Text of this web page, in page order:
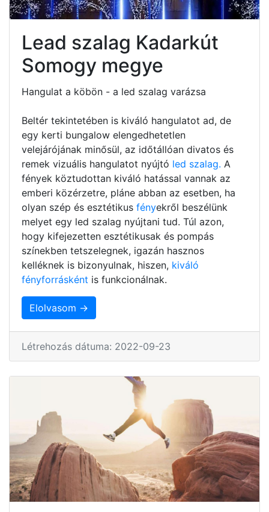
Lead szalag Kadarkút
Somogy megye
Hangulat a köbön - a led szalag varázsa
Beltér tekintetében is kiváló hangulatot ad, de
egy kerti bungalow elengedhetetlen
velejárójának minősül, az időtállóan divatos és
remek vizuális hangulatot nyújtó led szalag. A
fények köztudottan kiváló hatással vannak az
emberi közérzetre, pláne abban az esetben, ha
olyan szép és esztétikus fényekről beszélünk
melyet egy led szalag nyújtani tud. Túl azon,
hogy kifejezetten esztétikusak és pompás
színekben tetszelegnek, igazán hasznos
kelléknek is bizonyulnak, hiszen, kiváló
fényforrásként is funkcionálnak.
Elolvasom →
Létrehozás dátuma: 2022-09-23